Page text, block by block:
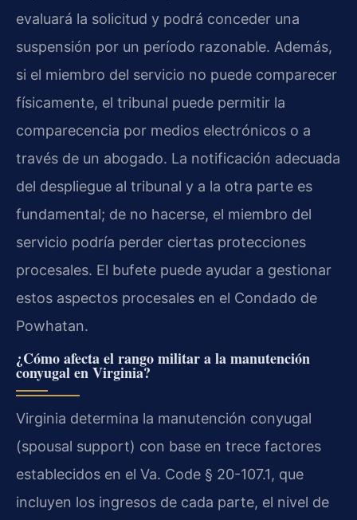
evaluará la solicitud y podrá conceder una
suspensión por un período razonable. Además,
si el miembro del servicio no puede comparecer
físicamente, el tribunal puede permitir la
comparecencia por medios electrónicos o a
través de un abogado. La notificación adecuada
del despliegue al tribunal y a la otra parte es
fundamental; de no hacerse, el miembro del
servicio podría perder ciertas protecciones
procesales. El bufete puede ayudar a gestionar
estos aspectos procesales en el Condado de
Powhatan.
¿Cómo afecta el rango militar a la manutención
conyugal en Virginia?
Virginia determina la manutención conyugal
(spousal support) con base en trece factores
establecidos en el Va. Code § 20-107.1, que
incluyen los ingresos de cada parte, el nivel de